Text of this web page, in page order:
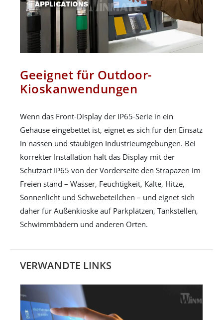
Geeignet für Outdoor-
Kioskanwendungen
Wenn das Front-Display der IP65-Serie in ein
Gehäuse eingebettet ist, eignet es sich für den Einsatz
in nassen und staubigen Industrieumgebungen. Bei
korrekter Installation hält das Display mit der
Schutzart IP65 von der Vorderseite den Strapazen im
Freien stand – Wasser, Feuchtigkeit, Kälte, Hitze,
Sonnenlicht und Schwebeteilchen – und eignet sich
daher für Außenkioske auf Parkplätzen, Tankstellen,
Schwimmbädern und anderen Orten.
VERWANDTE LINKS